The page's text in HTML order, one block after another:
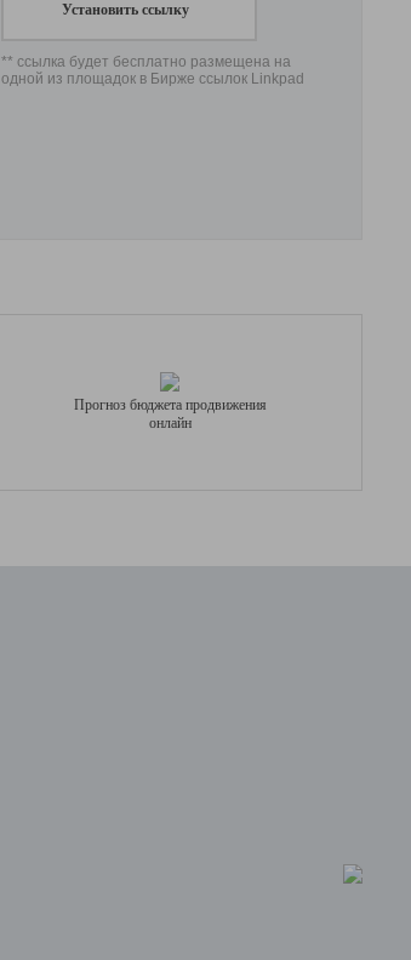
Установить ссылку
** ссылка будет бесплатно размещена на
одной из площадок в Бирже ссылок Linkpad
Прогноз бюджета продвижения
онлайн